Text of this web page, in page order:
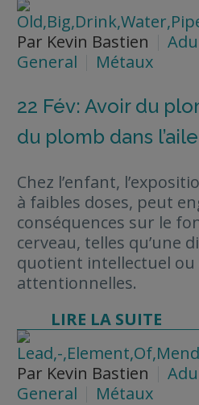
Par Kevin Bastien
General
Métaux
22 Fév: Avoir du
du plomb dans l’aile
Chez l’enfant,
à faibles doses, peut
conséquences sur le
cerveau, telles qu’une
quotient intellectuel ou
attentionnelles.
LIRE LA SUITE
Par Kevin Bastien
General
Métaux